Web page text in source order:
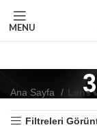
MENU
Ana Sayfa Lens
Filtreleri